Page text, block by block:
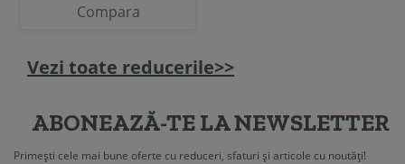
Compara
Vezi toate reducerile>>
ABONEAZĂ-TE LA NEWSLETTER
Primești cele mai bune oferte cu reduceri, sfaturi și articole cu noutăți!